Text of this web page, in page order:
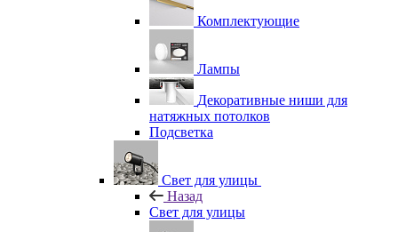
Комплектующие
Лампы
Декоративные ниши для
натяжных потолков
Подсветка
Свет для улицы
Назад
Свет для улицы